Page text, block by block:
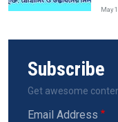
May
Subscribe
Get awesome
Email Address